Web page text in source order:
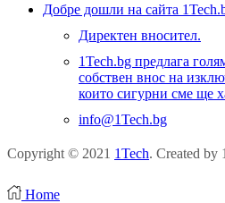
Добре дошли на сайта
Директен вносител.
1Tech.bg предлага
собствен внос на
които сигурни сме ще
info@1Tech.bg
Copyright © 2021 1Tech. Created by
Home